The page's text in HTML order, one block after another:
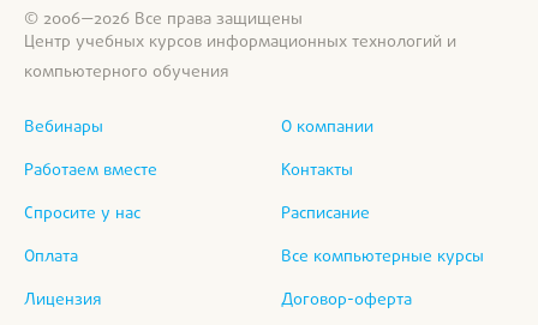
© 2006—2026 Все права защищены
Центр учебных курсов информационных технологий и
компьютерного обучения
Вебинары
Работаем вместе
Спросите у нас
Оплата
Лицензия
О компании
Контакты
Расписание
Все компьютерные курсы
Договор-оферта